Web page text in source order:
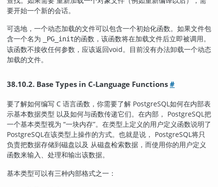
要开始一个新的会话。
可选地，一个动态加载的文件可以包含一个初始化函数。如果文件包
含一个名为
_PG_init的函数，该函数将在加载文件后立即被调用。
该函数不接收任何参数，应该返回void。目前没有办法卸载一个动态
加载的文件。
38.10.2. Base Types in C-Language Functions#
要了解如何编写 C 语言函数，你需要了解 PostgreSQL 如何在内部表
示基本数据类型 以及如何与函数传递它们。在内部， PostgreSQL 把
一个基本类型视为 “一块内存”。在类型上定义的用户定义函数说明了
PostgreSQL 在该类型上操作的方式。也就是说， PostgreSQL 将只
负责把数据存储到磁盘以及 从磁盘检索数据，而使用你的用户定义
函数来输入、处理和输出该数据。
基本类型可以有三种内部格式之一：